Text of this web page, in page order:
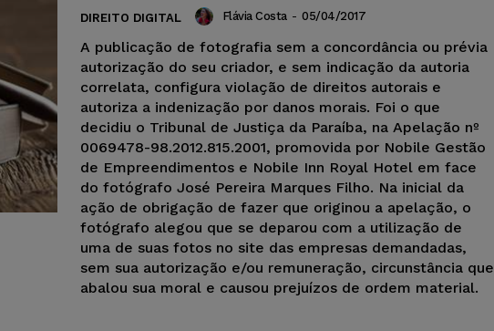
DIREITO DIGITAL Flávia Costa - 05/04/2017
A publicação de fotografia sem a concordância ou prévia
autorização do seu criador, e sem indicação da autoria
correlata, configura violação de direitos autorais e
autoriza a indenização por danos morais. Foi o que
decidiu o Tribunal de Justiça da Paraíba, na Apelação nº
0069478-98.2012.815.2001, promovida por Nobile Gestão
de Empreendimentos e Nobile Inn Royal Hotel em face
do fotógrafo José Pereira Marques Filho. Na inicial da
ação de obrigação de fazer que originou a apelação, o
fotógrafo alegou que se deparou com a utilização de
uma de suas fotos no site das empresas demandadas,
sem sua autorização e/ou remuneração, circunstância que
abalou sua moral e causou prejuízos de ordem material.